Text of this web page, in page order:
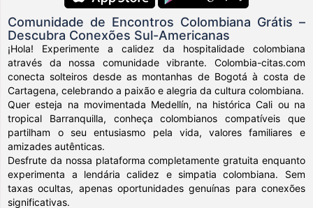
Comunidade de Encontros Colombiana Grátis –
Descubra Conexões Sul-Americanas
¡Hola! Experimente a calidez da hospitalidade colombiana
através da nossa comunidade vibrante. Colombia-citas.com
conecta solteiros desde as montanhas de Bogotá à costa de
Cartagena, celebrando a paixão e alegria da cultura colombiana.
Quer esteja na movimentada Medellín, na histórica Cali ou na
tropical Barranquilla, conheça colombianos compatíveis que
partilham o seu entusiasmo pela vida, valores familiares e
amizades autênticas.
Desfrute da nossa plataforma completamente gratuita enquanto
experimenta a lendária calidez e simpatia colombiana. Sem
taxas ocultas, apenas oportunidades genuínas para conexões
significativas.